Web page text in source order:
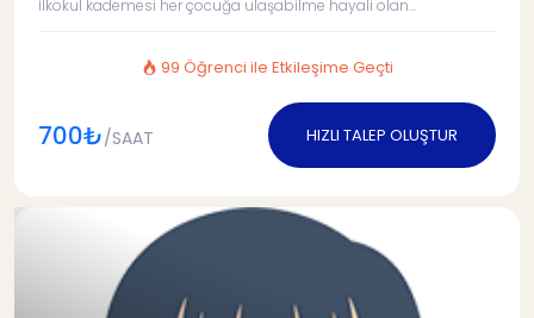
İlkokul kademesi her çocuğa ulaşabilme hayali olan...
99 Öğrenci ile Etkileşime Geçti
700₺/SAAT HIZLI TALEP OLUŞTUR